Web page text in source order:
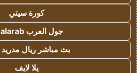
كورة سيتي
جول العرب goalarab
بث مباشر ريال مدريد
يلا لايف